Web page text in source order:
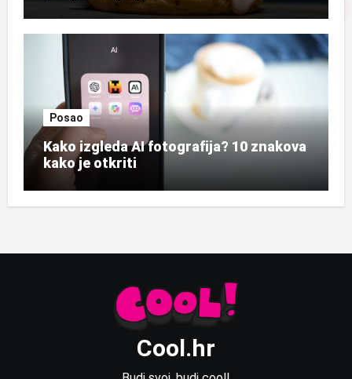
Posao
Kako izgleda AI fotografija? 10 znakova
kako je otkriti
Cool.hr